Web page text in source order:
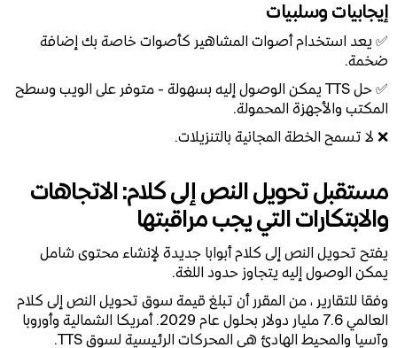
إيجابيات وسلبيات
✅ يعد استخدام أصوات المشاهير كأصوات خاصة بك إضافة
ضخمة.
✅ حل TTS يمكن الوصول إليه بسهولة - متوفر على الويب وسطح
المكتب والأجهزة المحمولة.
❌ لا تسمح الخطة المجانية بالتنزيلات.
مستقبل تحويل النص إلى كلام: الاتجاهات
والابتكارات التي يجب مراقبتها
يفتح تحويل النص إلى كلام أبوابا جديدة لإنشاء محتوى شامل
يمكن الوصول إليه يتجاوز حدود اللغة.
وفقا للتقارير ، من المقرر أن تبلغ قيمة سوق تحويل النص إلى كلام
العالمي 7.6 مليار دولار بحلول عام 2029. أمريكا الشمالية وأوروبا
وآسيا والمحيط الهادئ هي المحركات الرئيسية لسوق TTS.